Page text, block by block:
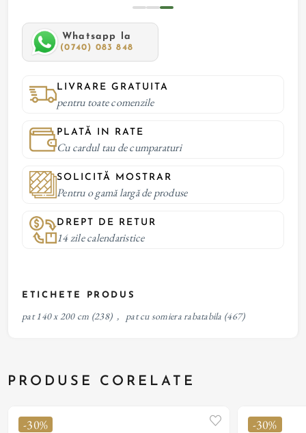
Whatsapp la
(0740) 083 848
LIVRARE GRATUITA
pentru toate comenzile
PLATĂ IN RATE
Cu cardul tau de cumparaturi
SOLICITĂ MOSTRAR
Pentru o gamă largă de produse
DREPT DE RETUR
14 zile calendaristice
ETICHETE PRODUS
pat 140 x 200 cm (238) , pat cu somiera rabatabila (467)
PRODUSE CORELATE
-30% -30%